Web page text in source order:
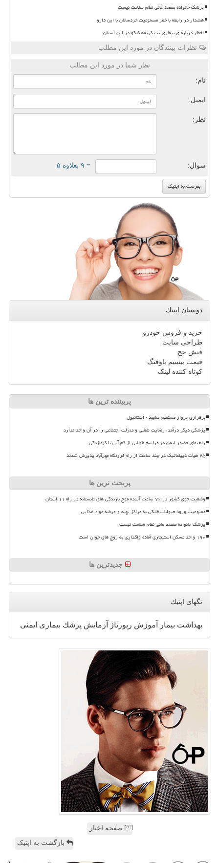
پزشک خانواده مقصد غائی نظام سلامت نیست
هشدار در رابطه با خطر مسمومیت خردسالان با این دارو
اخطار درباره ی بیماری تب کریمه کنگو در این استان
نظرات بینندگان در مورد این مطلب
نظر شما در مورد این مطلب
نام:
ایمیل:
نظر:
سوال: = ۹ بعلاوه ۵
دوستان اپتیك
خرید و فروش خودرو
طراحی سایت
فیش حج
قیمت بیسیم باوفنگ
کوتاه کننده لینک
پربیننده ترین ها
برقراری پرواز مستقیم مشهد - استانبول
پزشکی دیگر درآمد، رضایت شغلی و منزلت اجتماعی را در آن واحد ندارد
راهنمای حضور ایمن در مراسم طولانی از کم آبی تا گرمازدگی
۲۵ هیأت دیپلماتیک در چند ساعت از راه فرودگاه مهرآباد پذیرش شدند
پربحث ترین ها
وضعیت جوی کشور در ۷۲ ساعت آینده موج بارندگی های تابستانه در راه ۱۱ استان
ممنوعیت ورود حیوانات خانگی به مراکز تهیه و عرضه مواد غذایی
پزشک خانواده مقصد غائی نظام سلامت نیست
۱۹۰ واحد مسکن استیجاری آماده واگذاری به زوج های جوان است
جدیدترین ها
تگهای اپتیك
بهداشت بیمار آموزش رپورتاژ آزمایش پزشك بیماری ایمنی
صفحه اخبار
بازگشت به اپتیک